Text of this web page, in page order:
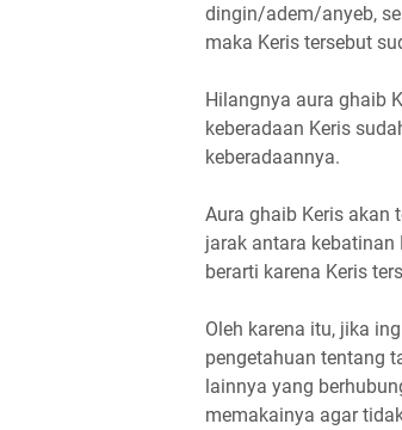
dingin/adem/anyeb,
maka Keris tersebut
Hilangnya aura ghaib
keberadaan Keris
keberadaannya.
Aura ghaib Keris akan
jarak antara kebatinan
berarti karena Keris
Oleh karena itu, jika
pengetahuan tentang
lainnya yang
memakainya agar